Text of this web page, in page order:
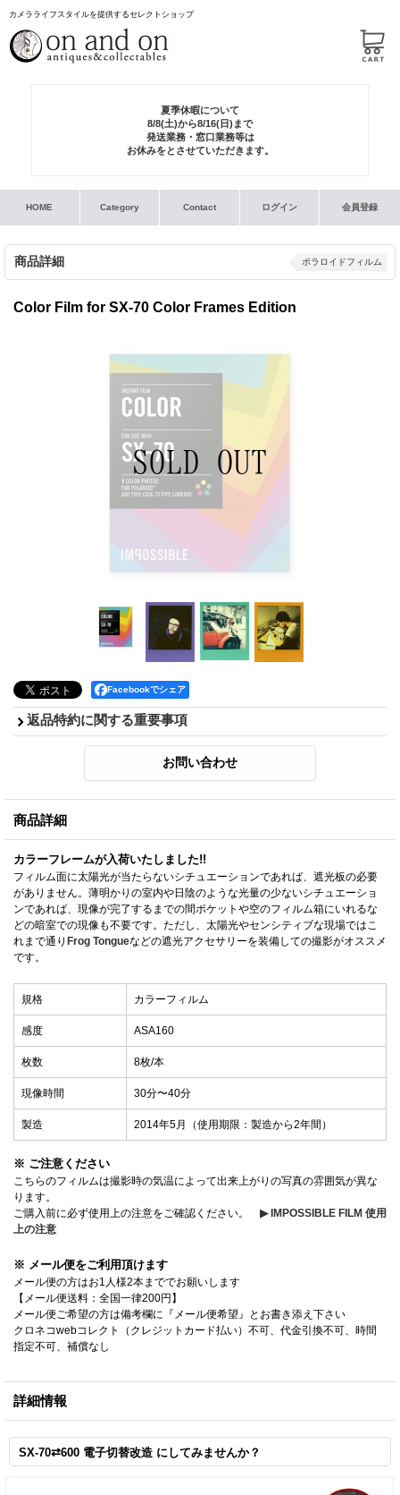
カメラライフスタイルを提供するセレクトショップ
夏季休暇について
8/8(土)から8/16(日)まで
発送業務・窓口業務等は
お休みをとさせていただきます。
HOME Category Contact ログイン 会員登録
商品詳細 ポラロイドフィルム
Color Film for SX-70 Color Frames Edition
Facebookでシェア
返品特約に関する重要事項
商品詳細
カラーフレームが入荷いたしました!!
フィルム面に太陽光が当たらないシチュエーションであれば、遮光板の必要
がありません。薄明かりの室内や日陰のような光量の少ないシチュエーショ
ンであれば、現像が完了するまでの間ポケットや空のフィルム箱にいれるな
どの暗室での現像も不要です。ただし、太陽光やセンシティブな現場ではこ
れまで通り Frog Tongueなどの遮光アクセサリーを装備しての撮影がオススメ
です。
規格 カラーフィルム
感度 ASA160
枚数 8枚/本
現像時間 30分〜40分
製造 2014年5月（使用期限：製造から2年間）
※ ご注意ください
こちらのフィルムは撮影時の気温によって出来上がりの写真の雰囲気が異な
ります。
ご購入前に必ず使用上の注意をご確認ください。
▶ IMPOSSIBLE FILM 使用
上の注意
※ メール便をご利用頂けます
メール便の方はお1人様2本まででお願いします
【メール便送料：全国一律200円】
メール便ご希望の方は備考欄に『メール便希望』とお書き添え下さい
クロネコwebコレクト（クレジットカード払い）不可、代金引換不可、時間
指定不可、補償なし
詳細情報
SX-70⇄600 電子切替改造 にしてみませんか？